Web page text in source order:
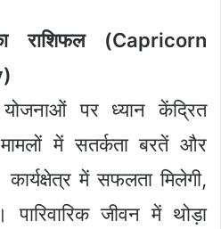
राशिफल (Capricorn
पर ध्यान केंद्रित
में सतर्कता बरतें और
में सफलता मिलेगी,
जीवन में थोड़ा